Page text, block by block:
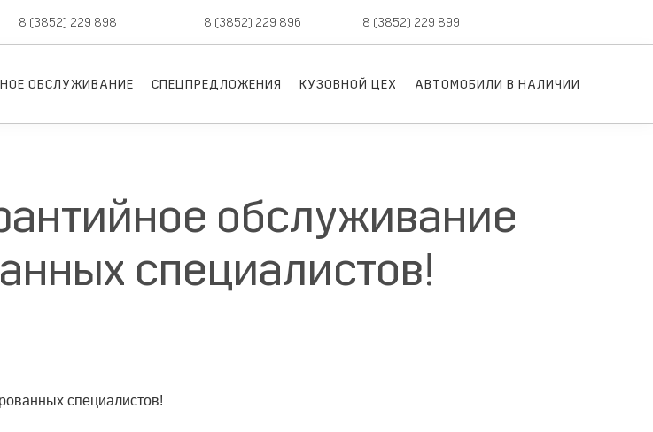
8 (3852) 229 898 8 (3852) 229 896 8 (3852) 229 899
ОБСЛУЖИВАНИЕ СПЕЦПРЕДЛОЖЕНИЯ КУЗОВНОЙ ЦЕХ АВТОМОБИЛИ В НАЛИЧИИ
обслуживание
специалистов!